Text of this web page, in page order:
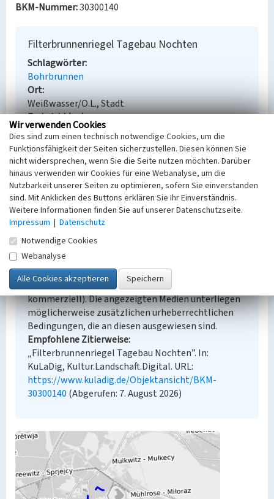
BKM-Nummer:30300140
Filterbrunnenriegel Tagebau Nochten
Schlagwörter
Bohrbrunnen
Ort
Weißwasser/O.L., Stadt
Fachsicht(en)
Denkmalpflege
Erfassungsmaßstab
i.d.R. 1:5.000 (größer als 1:20.000)
Erfassungsmethode
Übernahme aus externer Fachdatenbank
Empfohlene Zitierweise
Urheberrechtlicher Hinweis
Der hier präsentierte Inhalt steht unter der freien
Lizenz CC BY-NC 4.0 (Namensnennung, nicht
kommerziell). Die angezeigten Medien unterliegen
möglicherweise zusätzlichen urheberrechtlichen
Bedingungen, die an diesen ausgewiesen sind.
Empfohlene Zitierweise
„Filterbrunnenriegel Tagebau Nochten”. In:
KuLaDig, Kultur.Landschaft.Digital. URL:
https://www.kuladig.de/Objektansicht/BKM-
30300140 (Abgerufen: 7. August 2026)
Wir verwenden Cookies
Dies sind zum einen technisch notwendige Cookies, um die
Funktionsfähigkeit der Seiten sicherzustellen. Diesen können Sie
nicht widersprechen, wenn Sie die Seite nutzen möchten. Darüber
hinaus verwenden wir Cookies für eine Webanalyse, um die
Nutzbarkeit unserer Seiten zu optimieren, sofern Sie einverstanden
sind. Mit Anklicken des Buttons erklären Sie Ihr Einverständnis.
Weitere Informationen finden Sie auf unserer Datenschutzseite.
Impressum | Datenschutz
Notwendige Cookies
Webanalyse